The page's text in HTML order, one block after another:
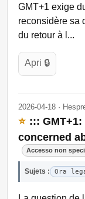
GMT+1 exige
reconsidère sa
du retour à l...
Apri 🔒
2026-04-18 ·
⭐ :::
concerned
Accesso non
Sujets : Ora